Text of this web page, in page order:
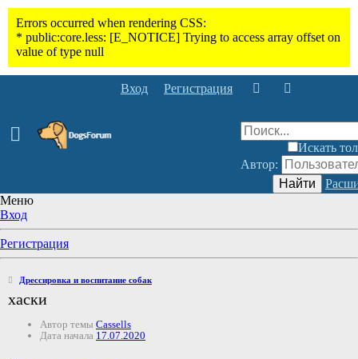
Вход Регистрация
Искать
Автор:
Найти
Меню
Вход
Регистрация
Дрессировка и воспитание собак
хаски
Автор темы Cassells
Дата начала 17.07.2020